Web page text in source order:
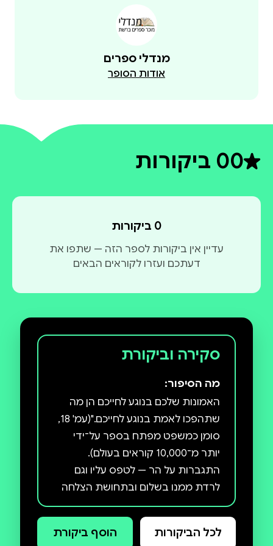
מנדלי ספרים
אודות הסופר
0דירוג ממוצע 0 מתוך 5
0 ביקורות
0 ביקורות
עדיין אין ביקורות לספר הזה — שתפו את
דעתכם ועזרו לקוראים הבאים
סקירה וביקורת
מה הסיפור:
האמונות שלכם בנוגע לחייכם הן מה
שתהפכו לאמת בנוגע לחייכם."(עמ' 18,
סומן כמשפט מפתח בספר על־ידי
יותר מ־10,000 קוראים בעולם).
התגברות על הר — לטפס עליו וגם
לרדת ממנו בשלום ובתחושת הצלחה
— היא מטאפורה עתיקה להתעוררות
רוחנית, למסעות של צמיחה עצמית,
ולקשיים שעומדים בפנינו בדרך לשינוי.
לכל הביקורות הוסף ביקורת